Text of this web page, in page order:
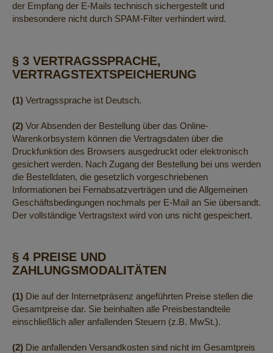
der Empfang der E-Mails technisch sichergestellt und
insbesondere nicht durch SPAM-Filter verhindert wird.
§ 3 VERTRAGSSPRACHE,
VERTRAGSTEXTSPEICHERUNG
(1) Vertragssprache ist Deutsch.
(2) Vor Absenden der Bestellung über das Online-
Warenkorbsystem können die Vertragsdaten über die
Druckfunktion des Browsers ausgedruckt oder elektronisch
gesichert werden. Nach Zugang der Bestellung bei uns werden
die Bestelldaten, die gesetzlich vorgeschriebenen
Informationen bei Fernabsatzverträgen und die Allgemeinen
Geschäftsbedingungen nochmals per E-Mail an Sie übersandt.
Der vollständige Vertragstext wird von uns nicht gespeichert.
§ 4 PREISE UND
ZAHLUNGSMODALITÄTEN
(1) Die auf der Internetpräsenz angeführten Preise stellen die
Gesamtpreise dar. Sie beinhalten alle Preisbestandteile
einschließlich aller anfallenden Steuern (z.B. MwSt.).
(2) Die anfallenden Versandkosten sind nicht im Gesamtpreis